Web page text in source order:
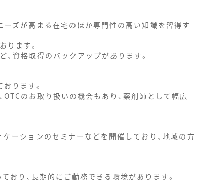
ズが高まる在宅のほか専門性の高い知識を習得す
ます。
資格取得のバックアップがあります。
ります。
のお取り扱いの機会もあり、薬剤師として幅広
ーションのセミナーなどを開催しており、地域の方
り、長期的にご勤務できる環境があります。